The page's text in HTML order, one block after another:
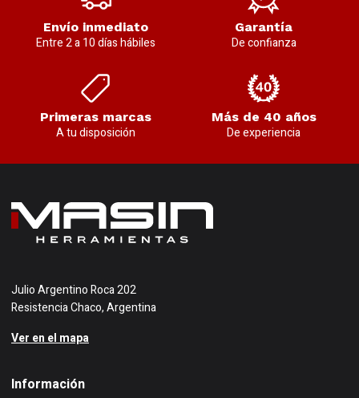
Envío inmediato
Entre 2 a 10 días hábiles
Garantía
De confianza
Primeras marcas
A tu disposición
Más de 40 años
De experiencia
Julio Argentino Roca 202
Resistencia Chaco, Argentina
Ver en el mapa
Información